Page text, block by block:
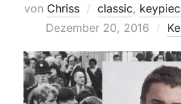
von Chriss classic,
Dezember 20, 2016